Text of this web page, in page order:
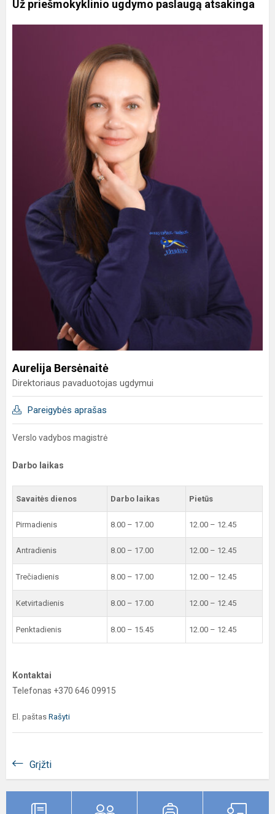
Už priešmokyklinio ugdymo paslaugą atsakinga
Aurelija Bersėnaitė
Direktoriaus pavaduotojas ugdymui
Pareigybės aprašas
Verslo vadybos magistrė
Darbo laikas
Savaitės dienos Darbo laikas Pietūs
Pirmadienis 8.00 – 17.00 12.00 – 12.45
Antradienis 8.00 – 17.00 12.00 – 12.45
Trečiadienis 8.00 – 17.00 12.00 – 12.45
Ketvirtadienis 8.00 – 17.00 12.00 – 12.45
Penktadienis 8.00 – 15.45 12.00 – 12.45
Kontaktai
Telefonas +370 646 09915
El. paštas Rašyti
Grįžti